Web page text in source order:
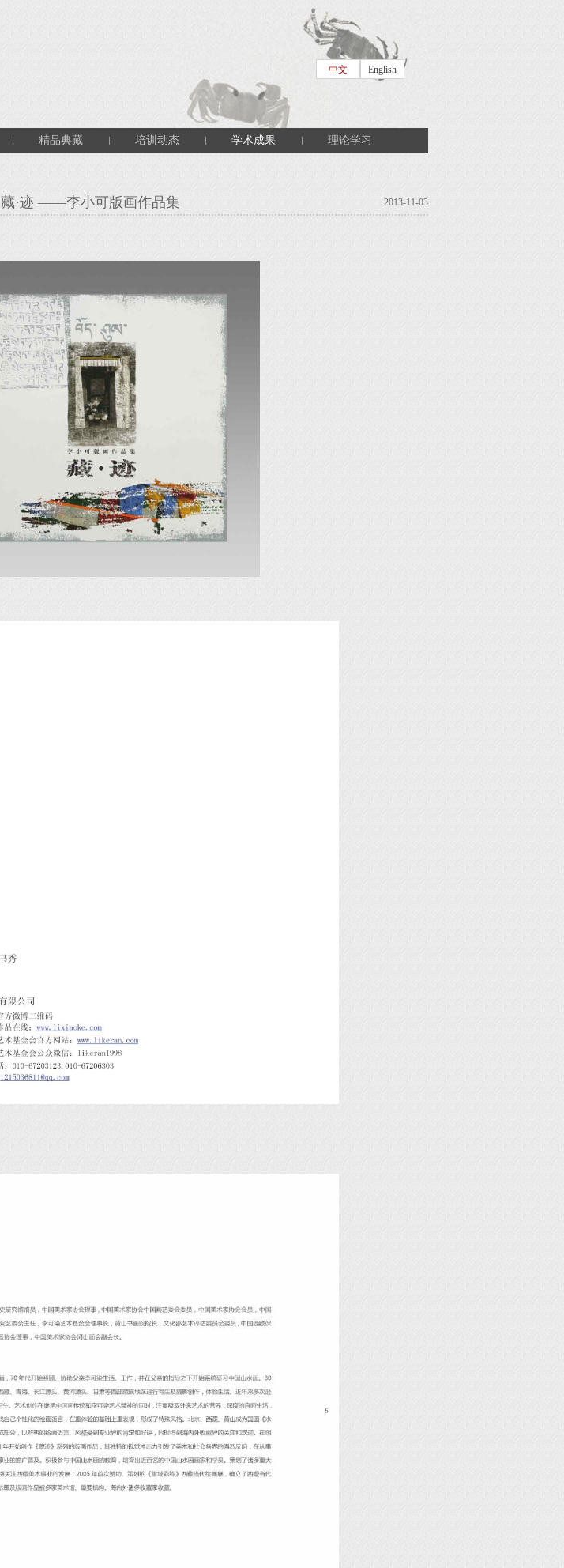
English
中文
精品典藏 培训动态 学术成果 理论学习
藏·迹 ——李小可版画作品集 2013-11-03